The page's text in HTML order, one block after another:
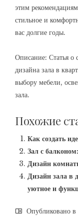
этим
стильное и
вас долгие годы.
Описание: Статья о
дизайна зала в
выбору мебели,
зала.
Похожие
Как создать
Зал с
Дизайн
Дизайн зала в
уютное и
Опубликовано в